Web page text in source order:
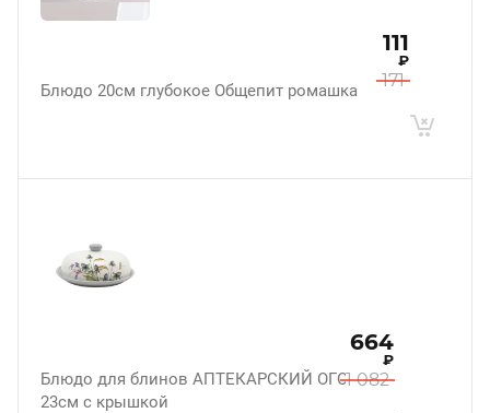
Блюдо 20см глубокое Общепит ромашка 171
111
₽
Блюдо для блинов АПТЕКАРСКИЙ ОГОРОД
23см с крышкой
1 082
664
₽